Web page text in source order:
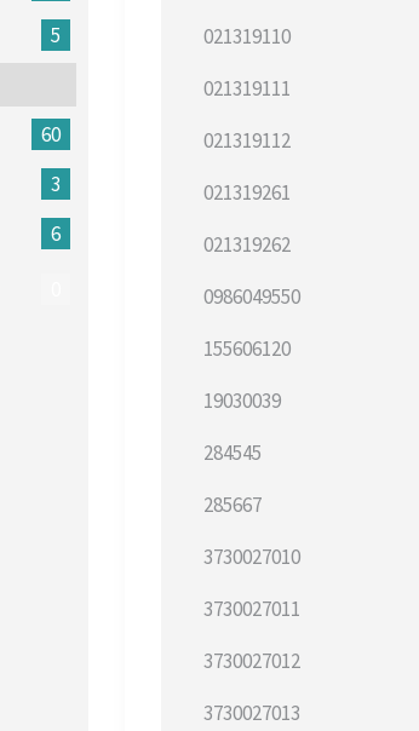
5
60
3
6
021319110
021319111
021319112
021319261
021319262
0986049550
155606120
19030039
284545
285667
3730027010
3730027011
3730027012
3730027013